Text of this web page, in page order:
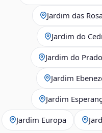
Jardim das
Jardim do
Jardim do Prado
Jardim
Jardim
Jardim Europa